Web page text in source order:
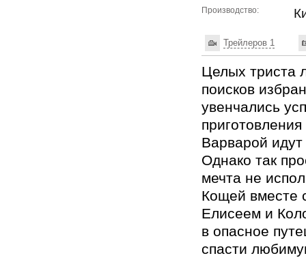
Производство:
Трейлеров 1
Целых триста
поисков
увенчались
Варварой
Однако так
мечта не
Кощей вместе
Елисеем и
в опасное
спасти